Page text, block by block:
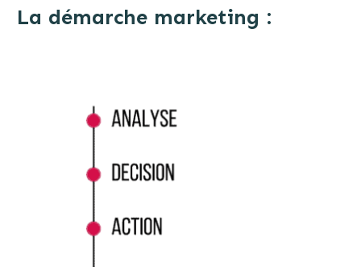
La démarche marketing :